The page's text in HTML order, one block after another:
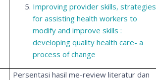
Improving provider skills, strategies
for assisting health workers to
modify and improve skills :
developing quality health care- a
process of change
Persentasi hasil me-review literatur dan